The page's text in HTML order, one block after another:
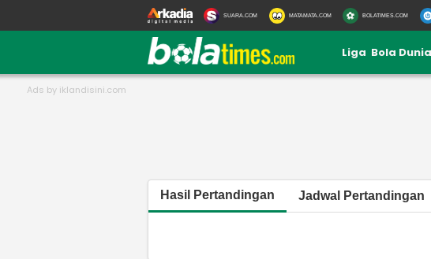
SUARA.COM MATAMATA.COM BOLATIMES.COM
Liga Bola Dunia
Hasil Pertandingan Jadwal Pertandingan